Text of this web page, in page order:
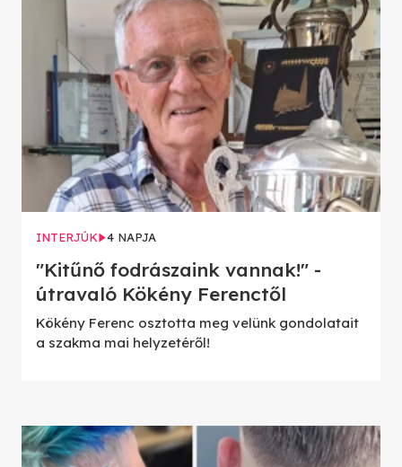
INTERJÚK 4 NAPJA
"Kitűnő fodrászaink vannak!" -
útravaló Kökény Ferenctől
Kökény Ferenc osztotta meg velünk gondolatait
a szakma mai helyzetéről!